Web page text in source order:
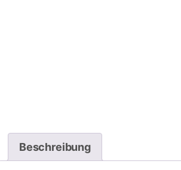
Beschreibung